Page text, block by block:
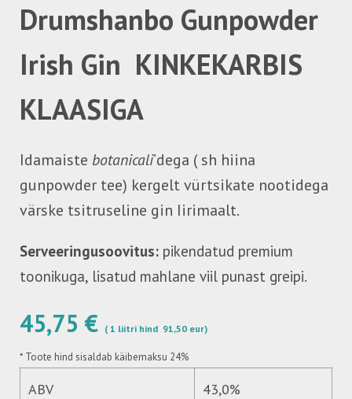
Drumshanbo Gunpowder
Irish Gin KINKEKARBIS
KLAASIGA
Idamaiste botanicali’dega ( sh hiina
gunpowder tee) kergelt vürtsikate nootidega
värske tsitruseline gin Iirimaalt.
Serveeringusoovitus: pikendatud premium
toonikuga, lisatud mahlane viil punast greipi.
45,75 € ( 1 liitri hind 91,50 eur)
* Toote hind sisaldab käibemaksu 24%
ABV 43,0%